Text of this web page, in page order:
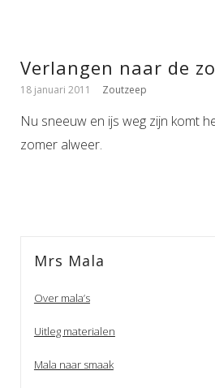
Verlangen naar de
18 januari 2011 Zoutzeep
Nu sneeuw en ijs weg zijn komt
zomer alweer.
Mrs Mala
Over mala’s
Uitleg materialen
Mala naar smaak